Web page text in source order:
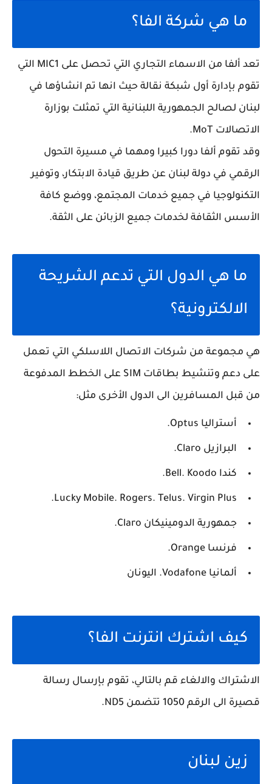
ما هي شركة الفا؟
تعد ألفا من الاسماء التجاري التي تحصل على MIC1 التي
تقوم بإدارة أول شبكة نقالة حيث انها تم انشاؤها في
لبنان لصالح الجمهورية اللبنانية التي تمثلت بوزارة
الاتصالات MoT.
وقد تقوم ألفا دورا كبيرا ومهما في مسيرة التحول
الرقمي في دولة لبنان عن طريق قيادة الابتكار، وتوفير
التكنولوجيا في جميع خدمات المجتمع، ووضع كافة
الأسس الثقافة لخدمات جميع الزبائن على الثقة.
ما هي الدول التي تدعم الشريحة
الالكترونية؟
هي مجموعة من شركات الاتصال اللاسلكي التي تعمل
على دعم وتنشيط بطاقات SIM على الخطط المدفوعة
من قبل المسافرين الى الدول الأخرى مثل:
أستراليا Optus.
البرازيل Claro.
كندا Bell. Koodo.
Lucky Mobile. Rogers. Telus. Virgin Plus.
جمهورية الدومينيكان Claro.
فرنسا Orange.
ألمانيا Vodafone. اليونان
كيف اشترك انترنت الفا؟
الاشتراك والالغاء قم بالتالي، تقوم بإرسال رسالة
قصيرة الى الرقم 1050 تتضمن ND5.
زين لبنان